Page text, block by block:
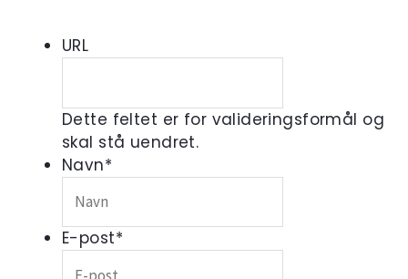
URL
Dette feltet er for valideringsformål og
skal stå uendret.
Navn*
E-post*